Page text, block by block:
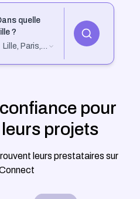
quelle
?
Lille, Paris,
pour
projets
leurs prestataires sur